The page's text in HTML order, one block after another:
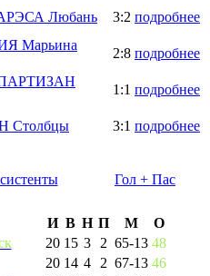
Любань 3:2 подробнее
Марьина
2:8 подробнее
1:1 подробнее
Столбцы 3:1 подробнее
Гол + Пас
И В Н П М
О
20 15 3 2 65-13 48
20 14 4 2 67-13 46